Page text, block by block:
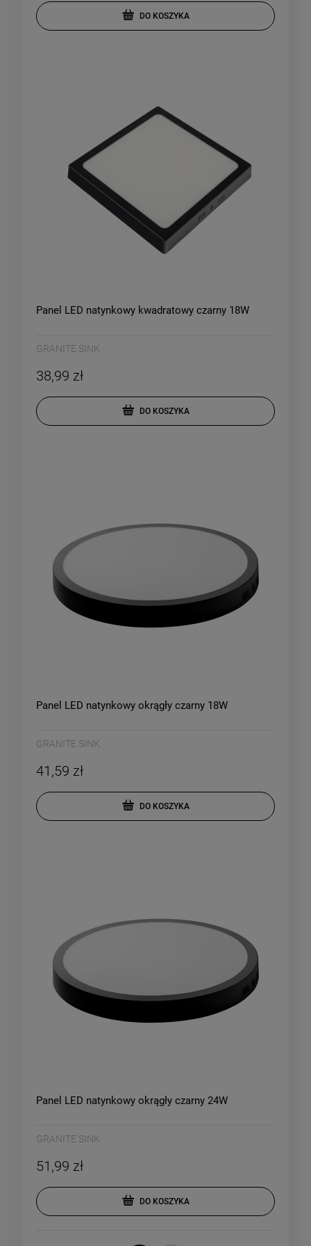
DO KOSZYKA
Panel LED natynkowy kwadratowy czarny 18W
GRANITE SINK
38,99 zł
DO KOSZYKA
Panel LED natynkowy okrągły czarny 18W
GRANITE SINK
41,59 zł
DO KOSZYKA
Panel LED natynkowy okrągły czarny 24W
GRANITE SINK
51,99 zł
DO KOSZYKA